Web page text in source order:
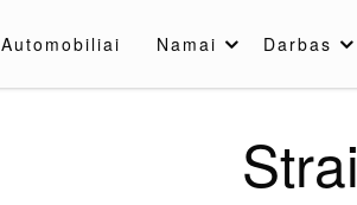
Automobiliai Namai Darbas